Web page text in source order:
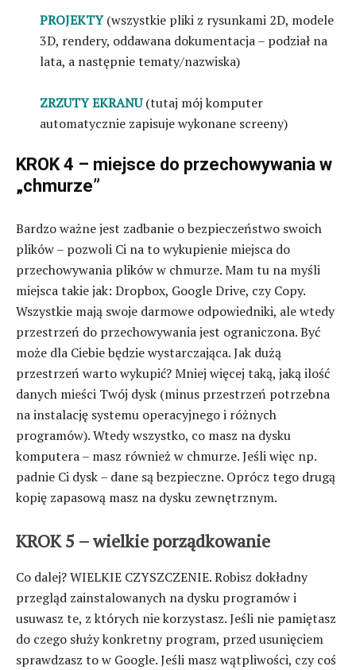
PROJEKTY(wszystkie pliki z rysunkami 2D, modele
3D, rendery, oddawana dokumentacja – podział na
lata, a następnie tematy/nazwiska)
ZRZUTY EKRANU(tutaj mój komputer
automatycznie zapisuje wykonane screeny)
KROK 4 – miejsce do przechowywania w
„chmurze”
Bardzo ważne jest zadbanie o bezpieczeństwo swoich
plików – pozwoli Ci na to wykupienie miejsca do
przechowywania plików w chmurze. Mam tu na myśli
miejsca takie jak: Dropbox, Google Drive, czy Copy.
Wszystkie mają swoje darmowe odpowiedniki, ale wtedy
przestrzeń do przechowywania jest ograniczona. Być
może dla Ciebie będzie wystarczająca. Jak dużą
przestrzeń warto wykupić? Mniej więcej taką, jaką ilość
danych mieści Twój dysk (minus przestrzeń potrzebna
na instalację systemu operacyjnego i różnych
programów). Wtedy wszystko, co masz na dysku
komputera – masz również w chmurze. Jeśli więc np.
padnie Ci dysk – dane są bezpieczne. Oprócz tego drugą
kopię zapasową masz na dysku zewnętrznym.
KROK 5 – wielkie porządkowanie
Co dalej? WIELKIE CZYSZCZENIE. Robisz dokładny
przegląd zainstalowanych na dysku programów i
usuwasz te, z których nie korzystasz. Jeśli nie pamiętasz
do czego służy konkretny program, przed usunięciem
sprawdzasz to w Google. Jeśli masz wątpliwości, czy coś